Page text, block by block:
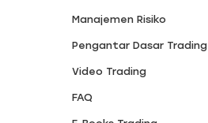
Manajemen Risiko
Pengantar Dasar Trading
Video Trading
FAQ